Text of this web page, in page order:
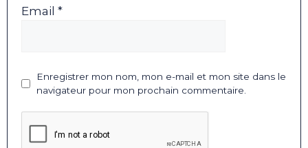
Email *
Enregistrer mon nom, mon e-mail et mon site dans le
navigateur pour mon prochain commentaire.